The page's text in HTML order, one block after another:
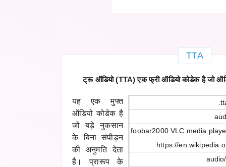
TTA
ट्रू ऑडियो (TTA) एक फ्री ऑडियो कोडेक है जो
foobar2000 VLC media
https://
यह एक मुफ्त
ऑडियो कोडेक है
जो बड़े नुकसान
के बिना संपीड़न
की अनुमति देता
है। प्रारूप के